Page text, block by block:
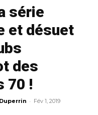
série
et désuet
des
70 !
- Fév 1, 2019